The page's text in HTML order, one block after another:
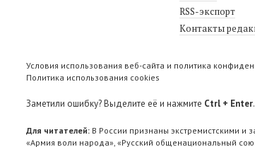
RSS-экспорт
Контакты
Условия использования веб-сайта и политика
Политика использования cookies
Заметили ошибку? Выделите её и нажмите Ctrl + Enter.
Для читателей: В России признаны экстремистскими
«Армия воли народа», «Русский общенациональный